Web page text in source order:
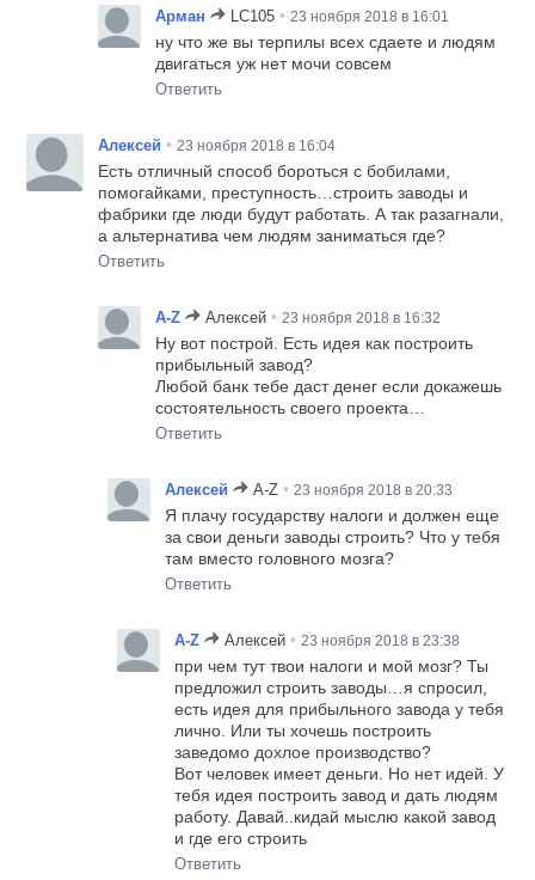
Арман LC105 • 23 ноября 2018 в 16:01
ну что же вы терпилы всех сдаете и людям
двигаться уж нет мочи совсем
Ответить
Алексей • 23 ноября 2018 в 16:04
Есть отличный способ бороться с бобилами,
помогайками, преступность…строить заводы и
фабрики где люди будут работать. А так разагнали,
а альтернатива чем людям заниматься где?
Ответить
A-Z Алексей • 23 ноября 2018 в 16:32
Ну вот построй. Есть идея как построить
прибыльный завод?
Любой банк тебе даст денег если докажешь
состоятельность своего проекта…
Ответить
Алексей A-Z • 23 ноября 2018 в 20:33
Я плачу государству налоги и должен еще
за свои деньги заводы строить? Что у тебя
там вместо головного мозга?
Ответить
A-Z Алексей • 23 ноября 2018 в 23:38
при чем тут твои налоги и мой мозг? Ты
предложил строить заводы…я спросил,
есть идея для прибыльного завода у тебя
лично. Или ты хочешь построить
заведомо дохлое производство?
Вот человек имеет деньги. Но нет идей. У
тебя идея построить завод и дать людям
работу. Давай..кидай мыслю какой завод
и где его строить
Ответить